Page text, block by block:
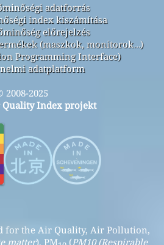
adatforrás
index kiszámítása
előrejelzés
(maszkok, monitorok…)
Programming Interface)
adatplatform
2008-2025
Index projekt
for the Air Quality, Air Pollution,
matter), PM (PM10 (Respirable